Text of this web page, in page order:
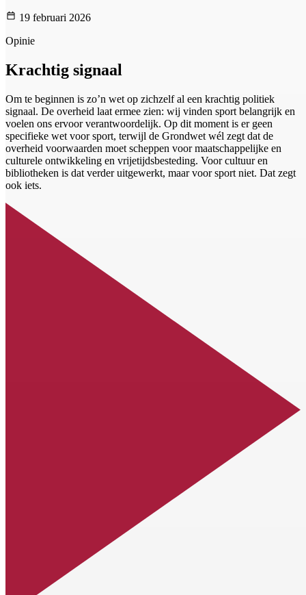
19 februari 2026
Opinie
Krachtig signaal
Om te beginnen is zo’n wet op zichzelf al een krachtig politiek
signaal. De overheid laat ermee zien: wij vinden sport belangrijk en
voelen ons ervoor verantwoordelijk. Op dit moment is er geen
specifieke wet voor sport, terwijl de Grondwet wél zegt dat de
overheid voorwaarden moet scheppen voor maatschappelijke en
culturele ontwikkeling en vrijetijdsbesteding. Voor cultuur en
bibliotheken is dat verder uitgewerkt, maar voor sport niet. Dat zegt
ook iets.